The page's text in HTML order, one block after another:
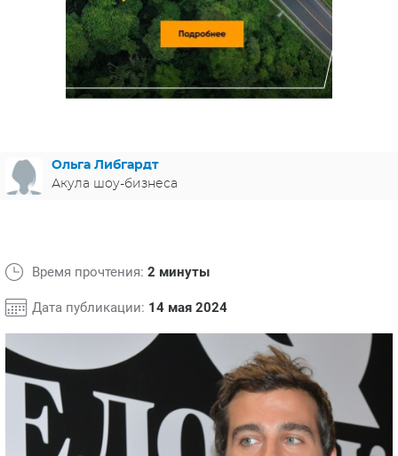
МЕЛОДРАМЫ
ИСПАНИЯ
ГЕРМАНИЯ
СВЕТСКИЕ НОВОСТИ
СПОЙЛЕРЫ ИЗ СЕРИАЛОВ
Ольга Либгардт
Акула шоу-бизнеса
Время прочтения: 2 минуты
Дата публикации: 14 мая 2024